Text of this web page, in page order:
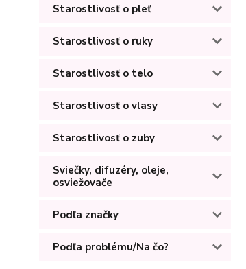
Starostlivosť o pleť
Starostlivosť o ruky
Starostlivosť o telo
Starostlivosť o vlasy
Starostlivosť o zuby
Sviečky, difuzéry, oleje,
osviežovače
Podľa značky
Podľa problému/Na čo?